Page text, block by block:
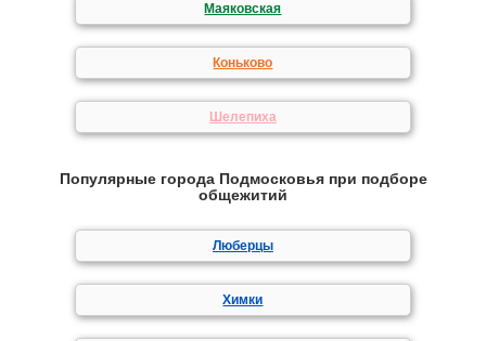
Маяковская
Коньково
Шелепиха
Популярные города Подмосковья при подборе
общежитий
Люберцы
Химки